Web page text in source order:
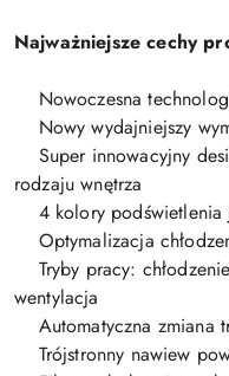
Najważniejsze cechy
Nowoczesna
Nowy wydajniejszy
Super innowacyjny
rodzaju wnętrza
4 kolory podświetlenia
Optymalizacja
Tryby pracy:
wentylacja
Automatyczna zmiana
Trójstronny nawiew